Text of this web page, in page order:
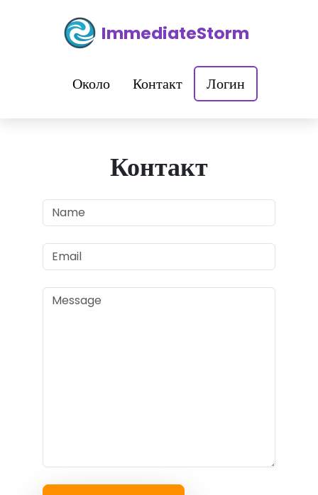
ImmediateStorm
Около Контакт Логин
Контакт